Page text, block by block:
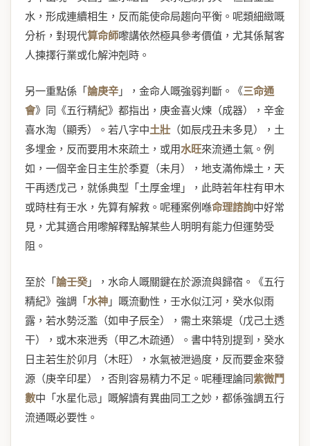
水，形成連續相生，反而能使命局趨向平衡。呢類細緻嘅
分析，對現代算命師嚟講依然極具參考價值，尤其係幫客
人揀擇行業或化解沖剋時。
另一重點係「論庚辛 」，金命人嘅強弱判斷。《三命通
會》同《五行精紀》都指出，庚金喜火煉（成器），辛金
喜水淘（顯秀）。若八字中土壯（如辰戌丑未多見），土
多埋金，反而要用木來疏土，或用水旺來流通土氣。例
如，一個辛金日主生於季夏（未月），地支滿佈燥土，天
干再透戊己，就係典型「土厚金埋」，此時若年柱有甲木
或時柱有壬水，先算有解救。呢種案例喺命理諮詢中好常
見，尤其適合用嚟解釋點解某些人明明有能力但運勢受
阻。
至於「論壬癸」，水命人嘅關鍵在於源流與歸宿。《五行
精紀》強調「水神 」嘅流動性，壬水似江河，癸水似雨
露，若水勢泛濫（如申子辰全），需土來築堤（戊己土透
干），或木來泄秀（甲乙木疏通）。書中特別提到，癸水
日主若生於卯月（木旺），水氣被泄過度，反而要金來發
源（庚辛印星），否則容易精力不足。呢種理論同紫微鬥
數中「水星化忌」嘅解讀有異曲同工之妙，都係強調五行
流通嘅必要性。